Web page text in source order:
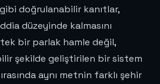
doğrulanabilir kanıtlar,
düzeyinde kalmasını
bir parlak hamle değil,
şekilde geliştirilen bir sistem
aynı metnin farklı şehir